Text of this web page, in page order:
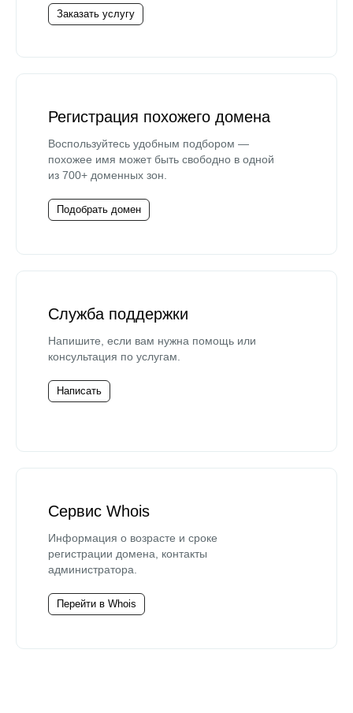
Заказать услугу
Регистрация похожего домена
Воспользуйтесь удобным подбором —
похожее имя может быть свободно в одной
из 700+ доменных зон.
Подобрать домен
Служба поддержки
Напишите, если вам нужна помощь или
консультация по услугам.
Написать
Сервис Whois
Информация о возрасте и сроке
регистрации домена, контакты
администратора.
Перейти в Whois